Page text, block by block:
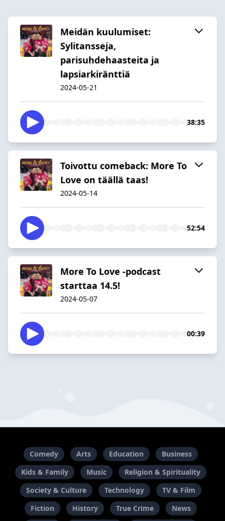
Meidän kuulumiset:
Sylitansseja,
parisuhdehaasteita ja
lapsiarkiränttiä
2024-05-21
38:35
Toivottu comeback: More To
Love on täällä taas!
2024-05-14
52:54
More To Love -podcast
starttaa 14.5!
2024-05-07
00:39
Comedy Arts Education
Business
Kids & Family
Music
Religion & Spirituality
Society & Culture
Technology
TV & Film
Fiction
History True Crime News